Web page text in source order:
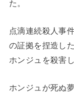
た。
点滴連続殺人事
の証拠を捏造し
ホンジュを殺害
ホンジュが死ぬ